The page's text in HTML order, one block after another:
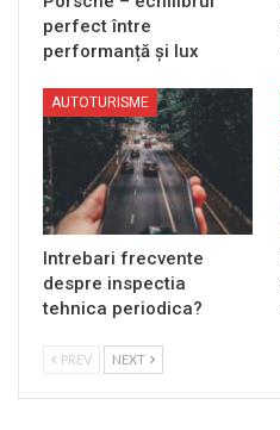
perfect între
performanță și lux
AUTOTURISME
Intrebari frecvente
despre inspectia
tehnica periodica?
PREV NEXT